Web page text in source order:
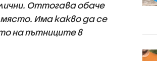
Оттогава обаче
Има какво да се
на пътниците в